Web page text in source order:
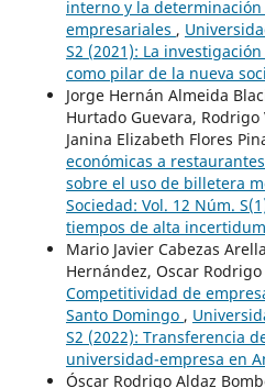
interno y la
empresariales ,
S2 (2021): La
como pilar de la nueva
Jorge Hernán Almeida
Hurtado Guevara,
Janina Elizabeth Flores
económicas a
sobre el uso de billetera
Sociedad: Vol. 12 Núm.
tiempos de alta
Mario Javier Cabezas
Hernández, Oscar
Competitividad de
Santo Domingo ,
S2 (2022): Transferencia
universidad-empresa en
Óscar Rodrigo Aldaz